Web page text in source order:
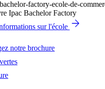
Ipac Bachelor Factory
sur l'école
notre brochure